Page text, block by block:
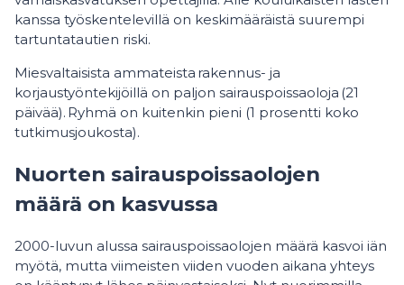
kanssa työskentelevillä on keskimääräistä suurempi
tartuntatautien riski.
Miesvaltaisista ammateista rakennus- ja
korjaustyöntekijöillä on paljon sairauspoissaoloja (21
päivää). Ryhmä on kuitenkin pieni (1 prosentti koko
tutkimusjoukosta).
Nuorten sairauspoissaolojen
määrä on kasvussa
2000-luvun alussa sairauspoissaolojen määrä kasvoi iän
myötä, mutta viimeisten viiden vuoden aikana yhteys